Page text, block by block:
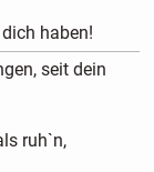
haben!
seit dein
ruh`n,